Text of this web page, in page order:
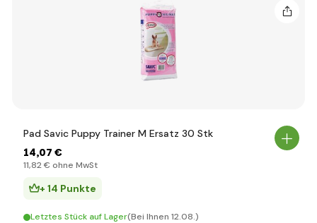
Pad Savic Puppy Trainer M Ersatz 30 Stk
14,07 €
11,82 € ohne MwSt
+ 14 Punkte
Letztes Stück auf Lager(Bei Ihnen 12.08.)